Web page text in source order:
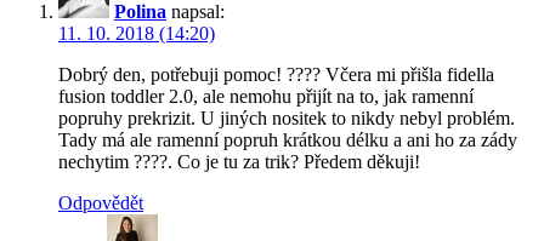
Polina napsal:
11. 10. 2018 (14:20)
Dobrý den, potřebuji pomoc! ???? Včera mi přišla fidella
fusion toddler 2.0, ale nemohu přijít na to, jak ramenní
popruhy prekrizit. U jiných nositek to nikdy nebyl problém.
Tady má ale ramenní popruh krátkou délku a ani ho za zády
nechytim ????. Co je tu za trik? Předem děkuji!
Odpovědět